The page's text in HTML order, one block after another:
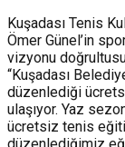
Kuşadası Tenis
Ömer Günel’in
vizyonu
“Kuşadası
düzenlediği
ulaşıyor. Yaz
ücretsiz tenis
düzenlediğimiz